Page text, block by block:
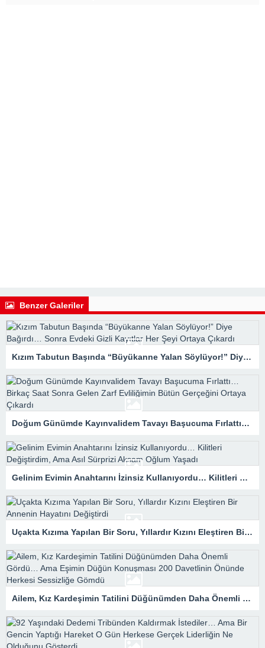
Benzer Galeriler
Kızım Tabutun Başında “Büyükanne Yalan Söylüyor!” Diye Bağırdı… Sonra Evdeki Gizli Kayıtlar Her Şeyi Ortaya Çıkardı
Doğum Günümde Kayınvalidem Tavayı Başucuma Fırlattı… Birkaç Saat Sonra Gelen Zarf Evliliğimin Bütün Gerçeğini Ortaya Çıkardı
Gelinim Evimin Anahtarını İzinsiz Kullanıyordu… Kilitleri Değiştirdim, Ama Asıl Sürprizi Akşam Oğlum Yaşadı
Uçakta Kızıma Yapılan Bir Soru, Yıllardır Kızını Eleştiren Bir Annenin Hayatını Değiştirdi
Ailem, Kız Kardeşimin Tatilini Düğünümden Daha Önemli Gördü… Ama Eşimin Düğün Konuşması 200 Davetlinin Önünde Herkesi Sessizliğe Gömdü